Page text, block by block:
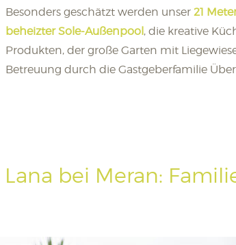
Besonders geschätzt werden unser 21
beheizter Sole-Außenpool, die kreative
Produkten, der große Garten mit
Betreuung durch die Gastgeberfamilie
bei Meran: